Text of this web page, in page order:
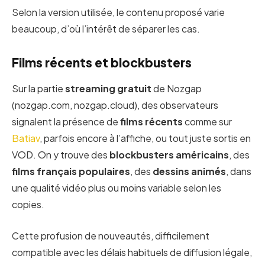
Selon la version utilisée, le contenu proposé varie
beaucoup, d’où l’intérêt de séparer les cas.
Films récents et blockbusters
Sur la partiestreaming gratuitde Nozgap
(nozgap.com, nozgap.cloud), des observateurs
signalent la présence defilms récentscomme sur
Batiav, parfois encore à l’affiche, ou tout juste sortis en
VOD. On y trouve des blockbusters américains, des
films français populaires, des dessins animés, dans
une qualité vidéo plus ou moins variable selon les
copies.
Cette profusion de nouveautés, difficilement
compatible avec les délais habituels de diffusion légale,